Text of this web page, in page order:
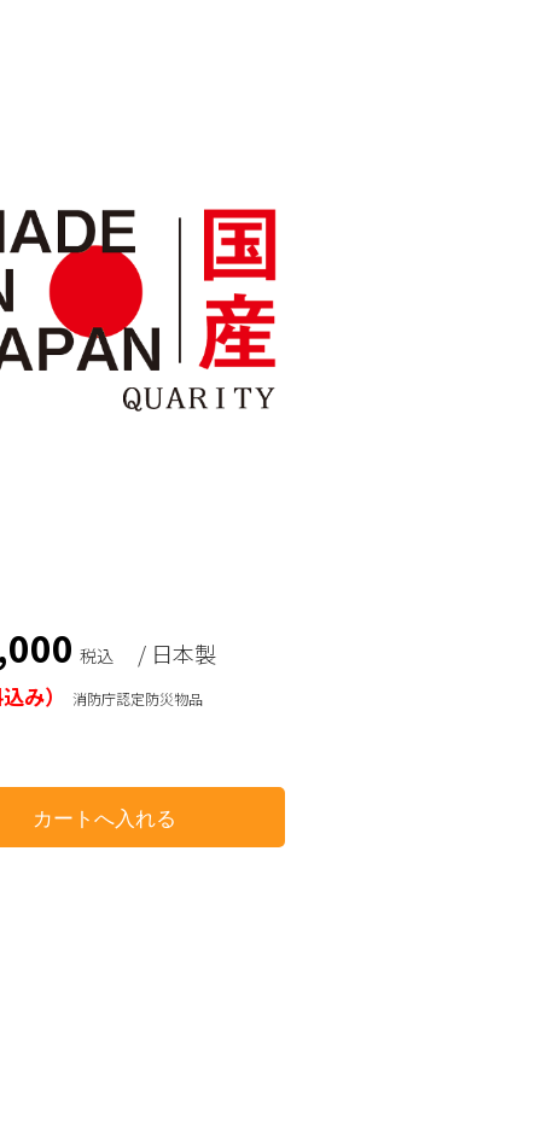
税込 / 日本製
み） 消防庁認定防災物品